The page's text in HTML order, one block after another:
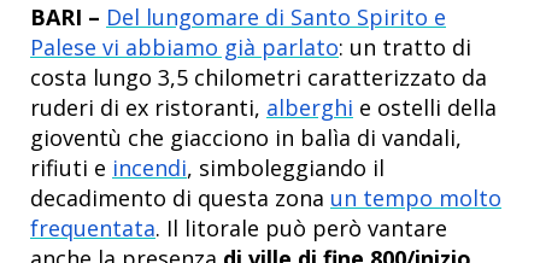
BARI – Del lungomare di Santo Spirito e
Palese vi abbiamo già parlato: un tratto di
costa lungo 3,5 chilometri caratterizzato da
ruderi di ex ristoranti, alberghi e ostelli della
gioventù che giacciono in balìa di vandali,
rifiuti e incendi, simboleggiando il
decadimento di questa zona un tempo molto
frequentata. Il litorale può però vantare